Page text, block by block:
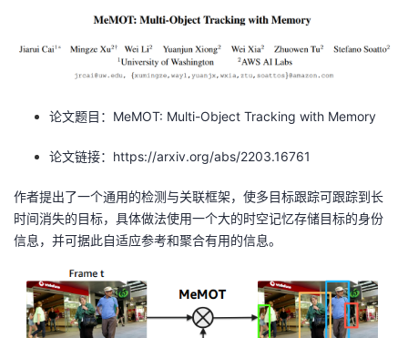
者
客
论
的
子
我
直
的
我
论文题目：MeMOT: Multi-Object Tracking with Memory
论文链接：https://arxiv.org/abs/2203.16761
作者提出了一个通用的检测与关联框架，使多目标跟踪可跟踪到长
时间消失的目标，具体做法使用一个大的时空记忆存储目标的身份
信息，并可据此自适应参考和聚合有用的信息。